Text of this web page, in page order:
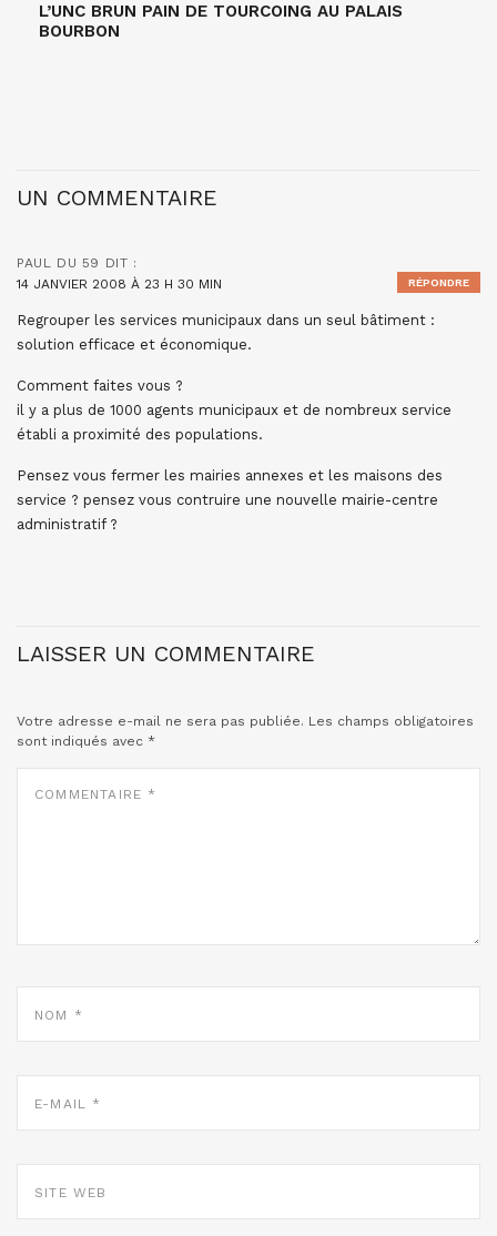
L’UNC BRUN PAIN DE TOURCOING AU PALAIS
BOURBON
UN COMMENTAIRE
PAUL DU 59 DIT :
14 JANVIER 2008 À 23 H 30 MIN
Regrouper les services municipaux dans un seul bâtiment :
solution efficace et économique.
Comment faites vous ?
il y a plus de 1000 agents municipaux et de nombreux service
établi a proximité des populations.
Pensez vous fermer les mairies annexes et les maisons des
service ? pensez vous contruire une nouvelle mairie-centre
administratif ?
RÉPONDRE
LAISSER UN COMMENTAIRE
Votre adresse e-mail ne sera pas publiée. Les champs obligatoires
sont indiqués avec *
MAIL
WEB